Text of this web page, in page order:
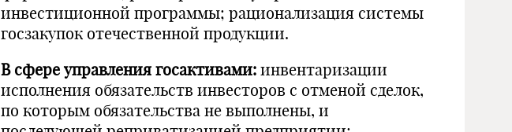
инвестиционной программы; рационализация системы
госзакупок отечественной продукции.
В сфере управления госактивами: инвентаризации
исполнения обязательств инвесторов с отменой сделок,
по которым обязательства не выполнены, и